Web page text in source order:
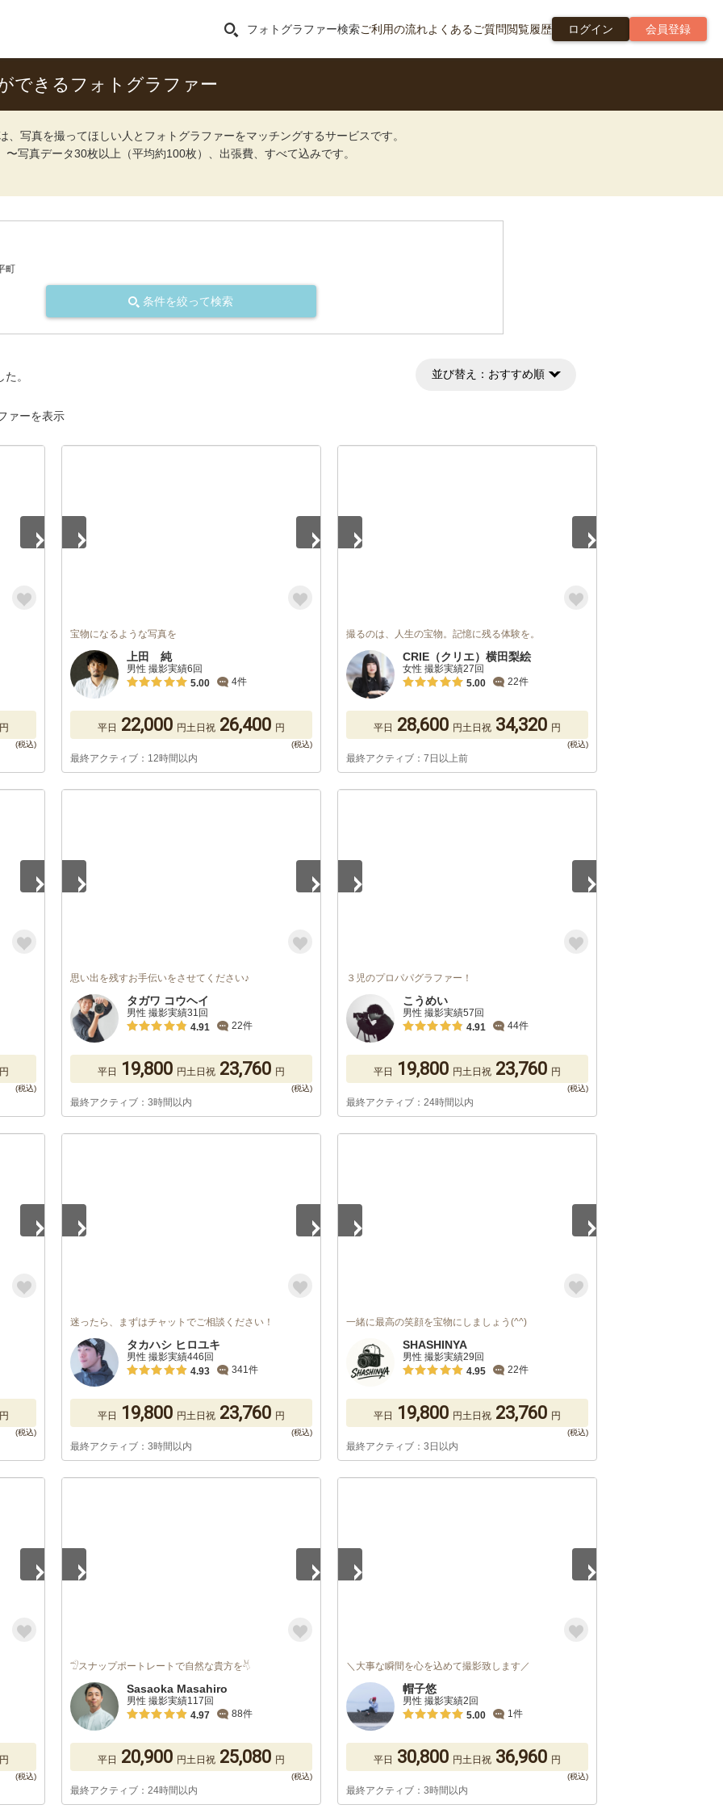
フォトグラファー検索ご利用の流れよくあるご質問閲覧履歴 ログイン 会員登録
できるフォトグラファー
、写真を撮ってほしい人とフォトグラファーをマッチングするサービスです。
写真データ30枚以上（平均約100枚）、出張費、すべて込みです。
町
条件を絞って検索
。 並び替え： おすすめ順
ァーを表示
円
宝物になるような写真を
上田 純
男性 撮影実績6回
5.00
4件
平日 22,000 円土日祝 26,400 円
最終アクティブ：12時間以内
撮るのは、人生の宝物。記憶に残る体験を。
CRIE（クリエ）横田梨絵
女性 撮影実績27回
5.00
22件
平日 28,600 円土日祝 34,320 円
最終アクティブ：7日以上前
円
思い出を残すお手伝いをさせてください♪
タガワ コウヘイ
男性 撮影実績31回
4.91
22件
平日 19,800 円土日祝 23,760 円
最終アクティブ：3時間以内
３児のプロパパグラファー！
こうめい
男性 撮影実績57回
4.91
44件
平日 19,800 円土日祝 23,760 円
最終アクティブ：24時間以内
円
迷ったら、まずはチャットでご相談ください！
タカハシ ヒロユキ
男性 撮影実績446回
4.93
341件
平日 19,800 円土日祝 23,760 円
最終アクティブ：3時間以内
一緒に最高の笑顔を宝物にしましょう(^^)
SHASHINYA
男性 撮影実績29回
4.95
22件
平日 19,800 円土日祝 23,760 円
最終アクティブ：3日以内
円
𓅿スナップポートレートで自然な貴方を𓄃
Sasaoka Masahiro
男性 撮影実績117回
4.97
88件
平日 20,900 円土日祝 25,080 円
最終アクティブ：24時間以内
＼大事な瞬間を心を込めて撮影致します／
帽子悠
男性 撮影実績2回
5.00
1件
平日 30,800 円土日祝 36,960 円
最終アクティブ：3時間以内